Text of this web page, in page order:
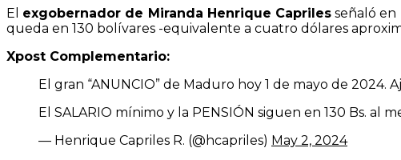
El exgobernador de Miranda Henrique Caprilesseñaló en
queda en 130 bolívares -equivalente a cuatro dólares
Xpost Complementario:
El gran “ANUNCIO” de Maduro hoy 1 de mayo de
El SALARIO mínimo y la PENSIÓN siguen en 130 Bs. al
— Henrique Capriles R. (@hcapriles) May 2, 2024